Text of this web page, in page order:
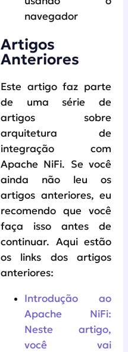
navegador
Artigos
Anteriores
Este artigo faz parte
de uma série de
artigos sobre
arquitetura de
integração com
Apache NiFi. Se você
ainda não leu os
artigos anteriores, eu
recomendo que você
faça isso antes de
continuar. Aqui estão
os links dos artigos
anteriores:
Introdução ao
Apache NiFi:
Neste artigo,
você vai